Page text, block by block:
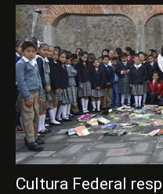
Cultura Federal